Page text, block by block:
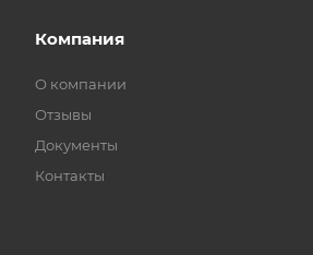
Компания
О компании
Отзывы
Документы
Контакты